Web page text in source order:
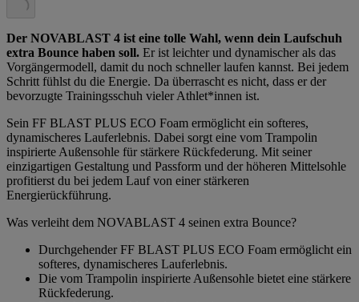
Der NOVABLAST 4 ist eine tolle Wahl, wenn dein Laufschuh
extra Bounce haben soll. Er ist leichter und dynamischer als das
Vorgängermodell, damit du noch schneller laufen kannst. Bei jedem
Schritt fühlst du die Energie. Da überrascht es nicht, dass er der
bevorzugte Trainingsschuh vieler Athlet*innen ist.
Sein FF BLAST PLUS ECO Foam ermöglicht ein softeres,
dynamischeres Lauferlebnis. Dabei sorgt eine vom Trampolin
inspirierte Außensohle für stärkere Rückfederung. Mit seiner
einzigartigen Gestaltung und Passform und der höheren Mittelsohle
profitierst du bei jedem Lauf von einer stärkeren
Energierückführung.
Was verleiht dem NOVABLAST 4 seinen extra Bounce?
Durchgehender FF BLAST PLUS ECO Foam ermöglicht ein
softeres, dynamischeres Lauferlebnis.
Die vom Trampolin inspirierte Außensohle bietet eine stärkere
Rückfederung.